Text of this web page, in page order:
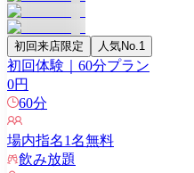
初回来店限定 人気No.1
初回体験｜60分プラン
0円
60分
場内指名1名無料
飲み放題